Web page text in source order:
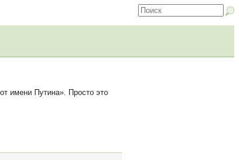
имени Путина». Просто это